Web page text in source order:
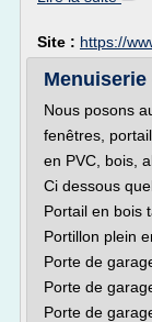
Site : https://
Nous posons
fenêtres,
en PVC, bois,
Ci dessous
Portail en bois
Portillon plein
Porte de
Porte de
Porte de